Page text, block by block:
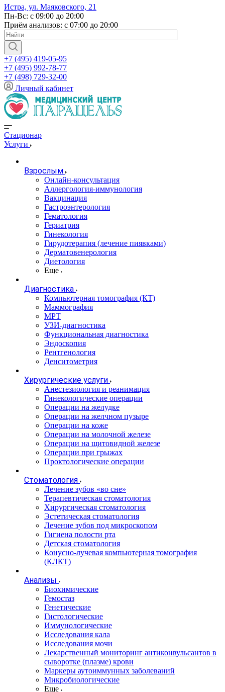
Истра, ул. Маяковского, 21
Пн-Вс: с 09:00 до 20:00
Приём анализов: с 07:00 до 20:00
+7 (495) 419-05-95
+7 (495) 992-78-77
+7 (498) 729-32-00
Личный кабинет
Стационар
Услуги
Взрослым
Онлайн-консультация
Аллергология-иммунология
Вакцинация
Гастроэнтерология
Гематология
Гериатрия
Гинекология
Гирудотерапия (лечение пиявками)
Дерматовенерология
Диетология
Еще
Диагностика
Компьютерная томография (КТ)
Маммография
МРТ
УЗИ-диагностика
Функциональная диагностика
Эндоскопия
Рентгенология
Денситометрия
Хирургические услуги
Анестезиология и реанимация
Гинекологические операции
Операции на желудке
Операции на желчном пузыре
Операции на коже
Операции на молочной железе
Операции на щитовидной железе
Операции при грыжах
Проктологические операции
Стоматология
Лечение зубов «во сне»
Терапевтическая стоматология
Хирургическая стоматология
Эстетическая стоматология
Лечение зубов под микроскопом
Гигиена полости рта
Детская стоматология
Конусно-лучевая компьютерная томография
(КЛКТ)
Анализы
Биохимические
Гемостаз
Генетические
Гистологические
Иммунологические
Исследования кала
Исследования мочи
Лекарственный мониторинг антиконвульсантов в
сыворотке (плазме) крови
Маркеры аутоиммунных заболеваний
Микробиологические
Еще